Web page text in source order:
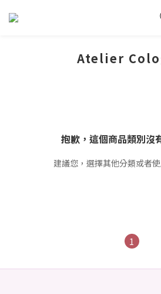
Atelier
抱歉，這個商品類別沒
建議您，選擇其他分類或者
1